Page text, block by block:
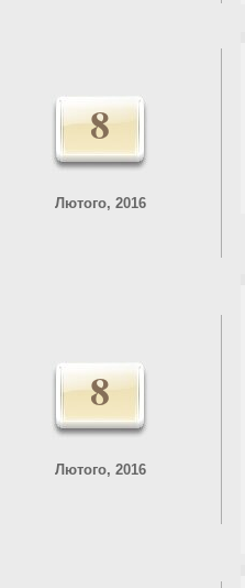
8
Лютого, 2016
8
Лютого, 2016